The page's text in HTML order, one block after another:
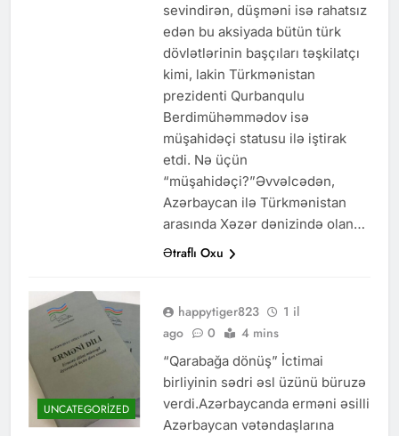
sevindirən, düşməni isə rahatsız
edən bu aksiyada bütün türk
dövlətlərinin başçıları təşkilatçı
kimi, lakin Türkmənistan
prezidenti Qurbanqulu
Berdimühəmmədov isə
müşahidəçi statusu ilə iştirak
etdi. Nə üçün
“müşahidəçi?”Əvvəlcədən,
Azərbaycan ilə Türkmənistan
arasında Xəzər dənizində olan…
Ətraflı Oxu
UNCATEGORIZED
happytiger823
1 il
ago
0 4 mins
“Qarabağa dönüş” İctimai
birliyinin sədri əsl üzünü büruzə
verdi.Azərbaycanda erməni əsilli
Azərbaycan vətəndaşlarına